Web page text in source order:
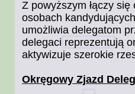
Z powyższym łączy
osobach
umożliwia delegatom
delegaci reprezentują
aktywizuje szerokie
Okręgowy Zjazd